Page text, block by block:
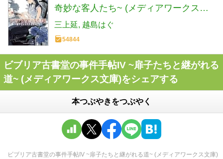
奇妙な客人たち~ (メディアワークス文
庫)
三上延 越島はぐ
54844
ビブリア古書堂の事件手帖IV ~扉子たちと継がれる
道~ (メディアワークス文庫)をシェアする
本つぶやきをつぶやく
ビブリア古書堂の事件手帖IV ~扉子たちと継がれる道~ (メディアワークス文庫)